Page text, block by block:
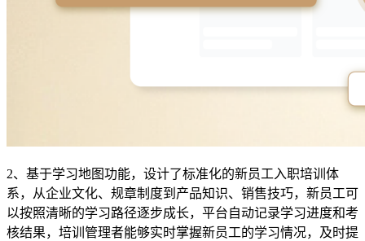
2、基于学习地图功能，设计了标准化的新员工入职培训体
系，从企业文化、规章制度到产品知识、销售技巧，新员工可
以按照清晰的学习路径逐步成长，平台自动记录学习进度和考
核结果，培训管理者能够实时掌握新员工的学习情况，及时提